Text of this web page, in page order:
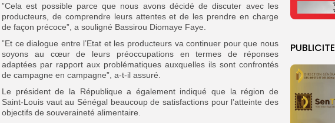
PUBLICITE
”Cela est possible parce que nous avons décidé de discuter avec les
producteurs, de comprendre leurs attentes et de les prendre en charge
de façon précoce”, a souligné Bassirou Diomaye Faye.
”Et ce dialogue entre l’Etat et les producteurs va continuer pour que nous
soyons au cœur de leurs préoccupations en termes de réponses
adaptées par rapport aux problématiques auxquelles ils sont confrontés
de campagne en campagne”, a-t-il assuré.
Le président de la République a également indiqué que la région de
Saint-Louis vaut au Sénégal beaucoup de satisfactions pour l’atteinte des
objectifs de souveraineté alimentaire.